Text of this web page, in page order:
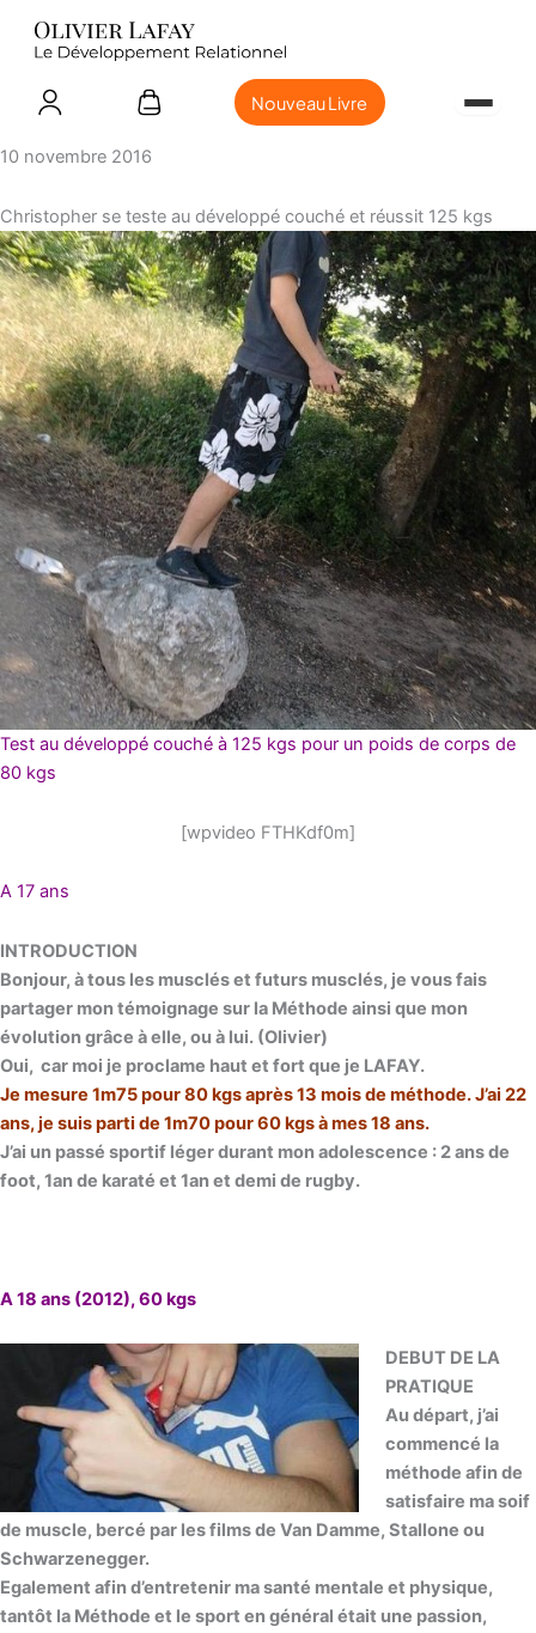
Nouveau Livre
10 novembre 2016
Christopher se teste au développé couché et réussit 125 kgs
Test au développé couché à 125 kgs pour un poids de corps de
80 kgs
[wpvideo FTHKdf0m]
A 17 ans
INTRODUCTION
Bonjour, à tous les musclés et futurs musclés, je vous fais
partager mon témoignage sur la Méthode ainsi que mon
évolution grâce à elle, ou à lui. (Olivier)
Oui, car moi je proclame haut et fort que je LAFAY.
Je mesure 1m75 pour 80 kgs après 13 mois de méthode. J’ai 22
ans, je suis parti de 1m70 pour 60 kgs à mes 18 ans.
J’ai un passé sportif léger durant mon adolescence : 2 ans de
foot, 1an de karaté et 1an et demi de rugby.
A 18 ans (2012), 60 kgs
DEBUT DE LA
PRATIQUE
Au départ, j’ai
commencé la
méthode afin de
satisfaire ma soif
de muscle, bercé par les films de Van Damme, Stallone ou
Schwarzenegger.
Egalement afin d’entretenir ma santé mentale et physique,
tantôt la Méthode et le sport en général était une passion,